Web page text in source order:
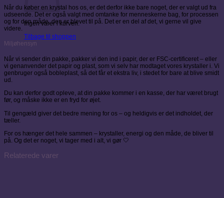
Ingen varer i kurven.
Tilbage til shoppen
Når du køber en krystal hos os, er det derfor ikke bare noget, der er valgt ud fra
udseende. Det er også valgt med omtanke for menneskerne bag, for processen
og for den måde, den er blevet til på. Det er en del af det, vi gerne vil give
videre.
Miljøhensyn
Når vi sender din pakke, pakker vi den ind i papir, der er FSC-certificeret – eller
vi genanvender det papir og plast, som vi selv har modtaget vores krystaller i. Vi
genbruger også bobleplast, så det får et ekstra liv, i stedet for bare at blive smidt
ud.
Du kan derfor godt opleve, at din pakke kommer i en kasse, der har været brugt
før, og måske ikke er en fryd for øjet.
Til gengæld giver det bedre mening for os – og heldigvis er det indholdet, der
tæller.
For os hænger det hele sammen – krystaller, energi og den måde, de bliver til
på. Og det er noget, vi tager med i alt, vi gør 🤍
Relaterede varer